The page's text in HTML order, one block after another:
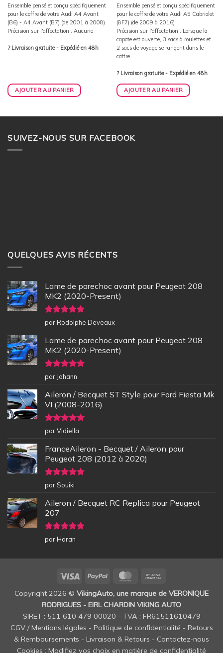
Ensemble pensé et conçu spécifiquement
pour le coffre de votre Audi A4 Avant
(B6) - A4 Avant (B7) (de 2001 à 2008)
Précision sur l'affectation : Aucune
? Livraison gratuite - Expédié en 48h
AJOUTER AU PANIER
Ensemble pensé et conçu spécifiquement
pour le coffre de votre Audi A5 Cabriolet
(8F7) (de 2009 à 2016)
Précision sur l'affectation : Lorsque la
capote est ouverte, 3 sacs à roulettes et
2 sacs de voyage se rangent dans le
coffre
? Livraison gratuite - Expédié en 48h
AJOUTER AU PANIER
SUIVEZ-NOUS SUR FACEBOOK
QUELQUES AVIS RÉCENTS
Lame de parechoc avant pour Peugeot 208
MK2 (2020-Present)
Note5sur
5
par Rodolphe Deveaux
Lame de parechoc avant pour Peugeot 208
MK2 (2020-Present)
Note5sur
5
par Johann
Aileron / Becquet ST Style pour Ford Fiesta Mk
VI (2008-2016)
Note5sur
5
par Vidiella
FranceAileron - Becquet / Aileron pour
Peugeot 208 (2012 à 2020)
Note5sur
5
par Souiki
Aileron / Becquet RC Replica pour Peugeot
207
Note5sur
5
par Haran
Visa PayPal MasterCard
Copyright 2026 © VikingAuto, une marque de VERONIQUE
RODRIGUES - EIRL CHARDIN VIKING AUTO
SIRET : 511 610 479 00020 - TVA : FR61511610479
CGV / Mentions légales - Politique de confidentialité - Retours
& Remboursements - Livraison & Retours - Contactez-nous
Cookies : Modifiez vos choix en matière de confidentialité